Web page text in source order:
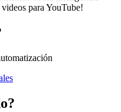
para YouTube!